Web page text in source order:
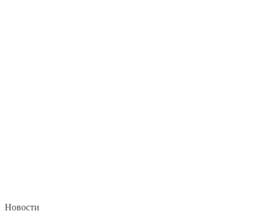
Новости